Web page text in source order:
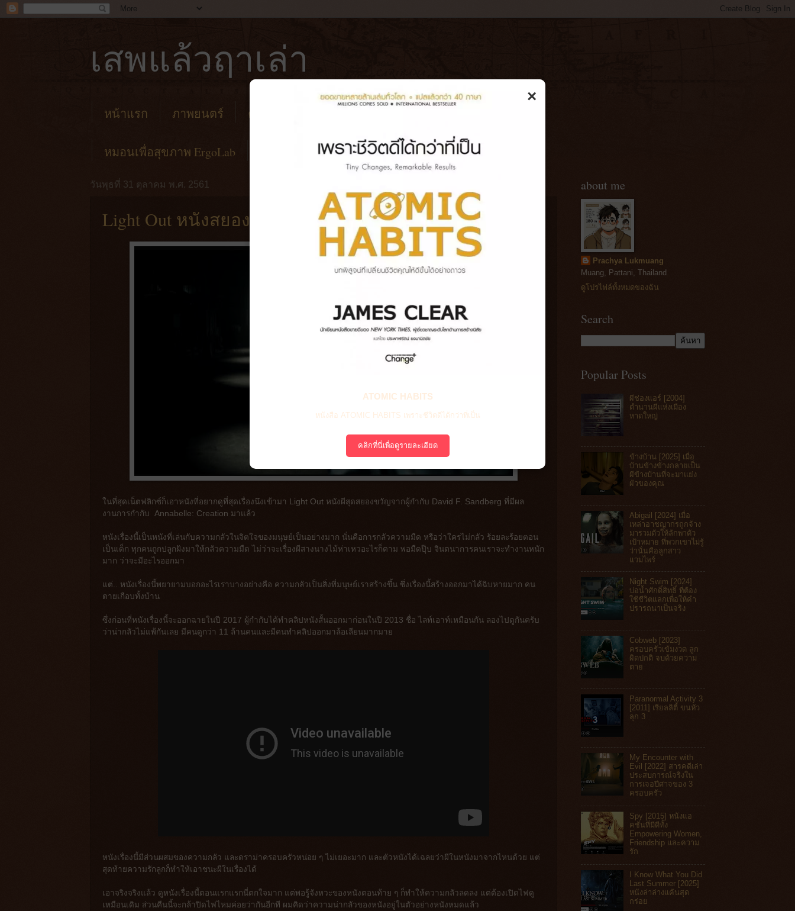
เสพแล้วฤาเล่า
หน้าแรก ภาพยนตร์ คาเฟ่
หมอนเพื่อสุขภาพ ErgoLab
วันพุธที่ 31 ตุลาคม พ.ศ. 2561
Light Out หนังสยองขวัญที่นำความกลัวของมนุษย์มาเล่า
ในที่สุดเน็ตฟลิกซ์ก็เอาหนังที่อยากดูที่สุดเรื่องนึงเข้ามา Light Out หนังผีสุดสยองขวัญจากผู้กำกับ David F. Sandberg ที่มีผล
งานการกำกับ Annabelle: Creation มาแล้ว
หนังเรื่องนี้เป็นหนังที่เล่นกับความกลัวในจิตใจของมนุษย์เป็นอย่างมาก นั่นคือการกลัวความมืด หรือว่าใครไม่กลัว ร้อยละร้อยตอน
เป็นเด็ก ทุกคนถูกปลูกฝังมาให้กลัวความมืด ไม่ว่าจะเรื่องผีสางนางไม้ห่าเหวอะไรก็ตาม พอมืดปุ๊บ จินตนาการคนเราจะทำงานหนัก
มาก ว่าจะมีอะไรออกมา
แต่.. หนังเรื่องนี้พยายามบอกอะไรเราบางอย่างคือ ความกลัวเป็นสิ่งที่มนุษย์เราสร้างขึ้น ซึ่งเรื่องนี้สร้างออกมาได้ฉิบหายมาก คน
ตายเกือบทั้งบ้าน
ซึ่งก่อนที่หนังเรื่องนี้จะออกฉายในปี 2017 ผู้กำกับได้ทำคลิปหนังสั้นออกมาก่อนในปี 2013 ชื่อ ไลท์เอาท์เหมือนกัน ลองไปดูกันครับ
ว่าน่ากลัวไม่แพ้กันเลย มีคนดูกว่า 11 ล้านคนและมีคนทำคลิปออกมาล้อเลียนมากมาย
หนังเรื่องนี้มีส่วนผสมของความกลัว และดราม่าครอบครัวหน่อย ๆ ไม่เยอะมาก และตัวหนังได้เฉลยว่าผีในหนังมาจากไหนด้วย แต่
สุดท้ายความรักลูกก็ทำให้เอาชนะผีในเรื่องได้
เอาจริงจริงแล้ว ดูหนังเรื่องนี้ตอนแรกแรกนี่ตกใจมาก แต่พอรู้จังหวะของหนังตอนท้าย ๆ ก็ทำให้ความกลัวลดลง แต่ต้องเปิดไฟดู
เหมือนเดิม ส่วนคืนนี้จะกล้าปิดไฟไหมค่อยว่ากันอีกที ผมคิดว่าความน่ากลัวของหนังอยู่ในตัวอย่างหนังหมดแล้ว
about me
Prachya Lukmuang
Muang, Pattani, Thailand
ดูโปรไฟล์ทั้งหมดของฉัน
Search
Popular Posts
ผีช่องแอร์ [2004]
ตำนานผีแห่งเมือง
หาดใหญ่
ข้างบ้าน [2025] เมื่อ
บ้านข้างข้างกลายเป็น
ผีข้างบ้านที่จะมาแย่ง
ผัวของคุณ
Abigail [2024] เมื่อ
เหล่าอาชญากรถูกจ้าง
มารวมตัวให้ลักพาตัว
เป้าหมาย ที่พวกเขาไม่รู้
ว่านั่นคือลูกสาว
แวมไพร์
Night Swim [2024]
บ่อน้ำศักดิ์สิทธิ์ ที่ต้อง
ใช้ชีวิตแลกเพื่อให้คำ
ปรารถนาเป็นจริง
Cobweb [2023]
ครอบครัวเข้มงวด ลูก
ผิดปกติ จบด้วยความ
ตาย
Paranormal Activity 3
[2011] เรียลลิตี้ ขนหัว
ลุก 3
My Encounter with
Evil [2022] สารคดีเล่า
ประสบการณ์จริงใน
การเจอปีศาจของ 3
ครอบครัว
Spy [2015] หนังแอ
คชันที่มีดีทั้ง
Empowering Women,
Friendship และความ
รัก
I Know What You Did
Last Summer [2025]
หนังล่าล่างแค้นสุด
กร่อย
×
ATOMIC HABITS
หนังสือ ATOMIC HABITS เพราะชีวิตดีได้กว่าที่เป็น
คลิกที่นี่เพื่อดูรายละเอียด